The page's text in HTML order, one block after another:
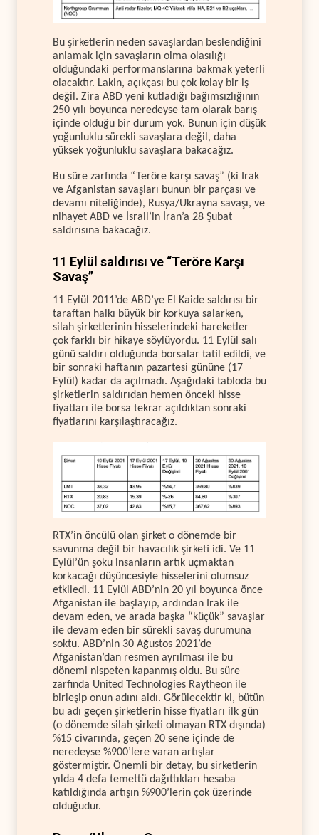
Bu şirketlerin neden savaşlardan beslendiğini
anlamak için savaşların olma olasılığı
olduğundaki performanslarına bakmak yeterli
olacaktır. Lakin, açıkçası bu çok kolay bir iş
değil. Zira ABD yeni kutladığı bağımsızlığının
250 yılı boyunca neredeyse tam olarak barış
içinde olduğu bir durum yok. Bunun için düşük
yoğunluklu sürekli savaşlara değil, daha
yüksek yoğunluklu savaşlara bakacağız.
Bu süre zarfında “Teröre karşı savaş” (ki Irak
ve Afganistan savaşları bunun bir parçası ve
devamı niteliğinde), Rusya/Ukrayna savaşı, ve
nihayet ABD ve İsrail’in İran’a 28 Şubat
saldırısına bakacağız.
11 Eylül saldırısı ve “Teröre Karşı
Savaş”
11 Eylül 2011’de ABD’ye El Kaide saldırısı bir
taraftan halkı büyük bir korkuya salarken,
silah şirketlerinin hisselerindeki hareketler
çok farklı bir hikaye söylüyordu. 11 Eylül salı
günü saldırı olduğunda borsalar tatil edildi, ve
bir sonraki haftanın pazartesi gününe (17
Eylül) kadar da açılmadı. Aşağıdaki tabloda bu
şirketlerin saldırıdan hemen önceki hisse
fiyatları ile borsa tekrar açıldıktan sonraki
fiyatlarını karşılaştıracağız.
RTX’in öncülü olan şirket o dönemde bir
savunma değil bir havacılık şirketi idi. Ve 11
Eylül’ün şoku insanların artık uçmaktan
korkacağı düşüncesiyle hisselerini olumsuz
etkiledi. 11 Eylül ABD’nin 20 yıl boyunca önce
Afganistan ile başlayıp, ardından Irak ile
devam eden, ve arada başka “küçük” savaşlar
ile devam eden bir sürekli savaş durumuna
soktu. ABD’nin 30 Ağustos 2021’de
Afganistan’dan resmen ayrılması ile bu
dönemi nispeten kapanmış oldu. Bu süre
zarfında United Technologies Raytheon ile
birleşip onun adını aldı. Görülecektir ki, bütün
bu adı geçen şirketlerin hisse fiyatları ilk gün
(o dönemde silah şirketi olmayan RTX dışında)
%15 civarında, geçen 20 sene içinde de
neredeyse %900’lere varan artışlar
göstermiştir. Önemli bir detay, bu sirketlerin
yılda 4 defa temettü dağıttıkları hesaba
katıldığında artışın %900’lerin çok üzerinde
olduğudur.